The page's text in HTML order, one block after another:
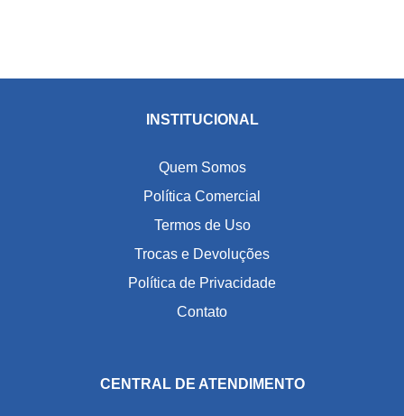
INSTITUCIONAL
Quem Somos
Política Comercial
Termos de Uso
Trocas e Devoluções
Política de Privacidade
Contato
CENTRAL DE ATENDIMENTO